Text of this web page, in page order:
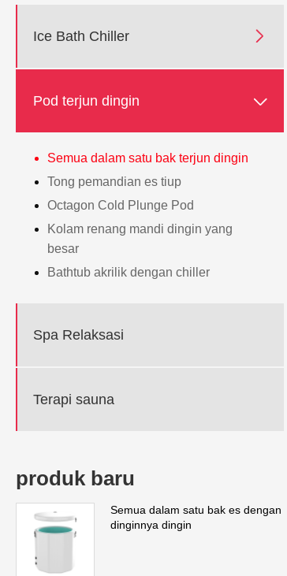
Ice Bath Chiller 
Pod terjun dingin 
Semua dalam satu bak terjun dingin
Tong pemandian es tiup
Octagon Cold Plunge Pod
Kolam renang mandi dingin yang
besar
Bathtub akrilik dengan chiller
Spa Relaksasi
Terapi sauna
produk baru
Semua dalam satu bak es dengan
dinginnya dingin